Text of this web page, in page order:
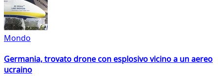
Mondo
Germania, trovato drone con esplosivo vicino a un aereo
ucraino